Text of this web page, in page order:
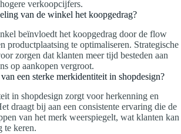
verkoopcijfers.
van de winkel het koopgedrag?
beïnvloedt het koopgedrag door de flow
productplaatsing te optimaliseren. Strategische
zorgen dat klanten meer tijd besteden aan
op aankopen vergroot.
een sterke merkidentiteit in shopdesign?
in shopdesign zorgt voor herkenning en
draagt bij aan een consistente ervaring die de
van het merk weerspiegelt, wat klanten kan
te keren.